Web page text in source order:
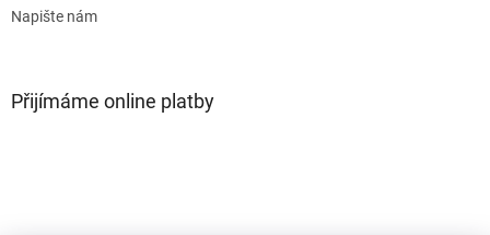
Napište nám
Přijímáme online platby